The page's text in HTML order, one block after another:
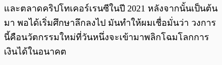
และตลาดคริปโทเคอร์เรนซีในปี 2021 หลังจากนั้นเป็นต้น
มา พอได้เริ่มศึกษาลึกลงไป มันทำให้ผมเชื่อมั่นว่า วงการ
นี้คือนวัตกรรมใหม่ที่วันหนึ่งจะเข้ามาพลิกโฉมโลกการ
เงินได้ในอนาคต